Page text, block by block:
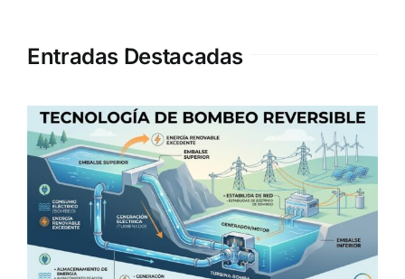
Entradas Destacadas